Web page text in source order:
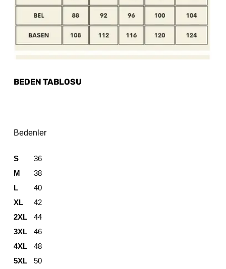
BEDEN TABLOSU
Bedenler
S
36
M
38
L
40
XL
42
2XL
44
3XL
46
4XL
48
5XL
50